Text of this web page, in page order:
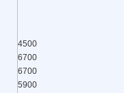
4500
6700
6700
5900